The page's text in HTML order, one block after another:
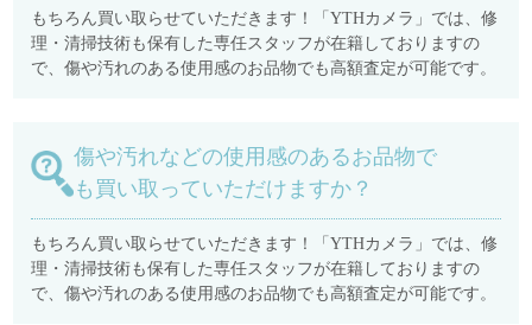
もちろん買い取らせていただきます！「YTHカメラ」では、修
理・清掃技術も保有した専任スタッフが在籍しておりますの
で、傷や汚れのある使用感のお品物でも高額査定が可能です。
傷や汚れなどの使用感のあるお品物で
も買い取っていただけますか？
もちろん買い取らせていただきます！「YTHカメラ」では、修
理・清掃技術も保有した専任スタッフが在籍しておりますの
で、傷や汚れのある使用感のお品物でも高額査定が可能です。